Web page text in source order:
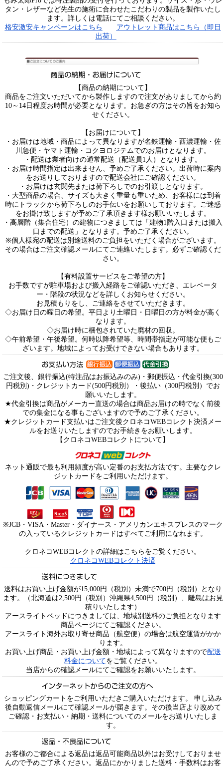
タン・レザーなど先生の施術に合わせたこだわりの製品を製作いたし
ます。詳しくは電話にてご相談ください。
格安激安キャンペーンはこちら
アウトレット商品はこちら（即日
出荷）
【商品の納期について】
商品をご注文いただいてから製作しますので注文がありましてから約
10～14日程度お時間が必要となります。お急ぎの方はその旨をお知ら
せください。
【お届けについて】
・お届けは地域・商品によって異なりますが名鉄運輸・西濃運輸・佐
川急便・ヤマト運輸・コクヨロジテムでのお届けとなります。
・配送は業者向けの通常配送（配送員1人）となります。
・お届け時間指定は出来ません、予めご了承ください。出荷時に案内
をお送りしておりますので配送会社にご確認ください。
・お届けは玄関先または荷下ろしでのお引渡しとなります。
・大型商品の場合、サイズも大きく重量も重いため、お客様には到着
時にトラックから荷下ろしのお手伝いをお願いしております。ご迷惑
をお掛け致しますが予めご了承頂きます様お願いいたします。
・高層階（集合住宅）の建物につきましては「建物1階入口または搬入
口までの配送」となります。予めご了承ください。
※個人様宛の配送は別途送料のご負担をいただく場合がございます。
その場合はご注文確認メールにてご連絡いたします。必ずご確認くだ
さい。
【有料設置サービスをご希望の方】
お手数ですが駐車場および搬入経路をご確認いただき、エレベータ
ー・階段の状況などを詳しくお知らせください。
お見積もりをし、ご連絡をさせていただきます。
◇お届け日の曜日の希望。平日より土曜日・日曜日の方が料金が高く
なります。
◇お届け時に梱包されていた廃材の回収。
◇午前希望・午後希望。何時以降希望等、時間帯指定が可能な便もご
ざいます。地域によってお受けできない場合もあります。
ご注文後、銀行振込(特注品はお振込みのみ)・郵便振込・代金引換(300
円税別)・クレジットカード(500円税別）・後払い（300円税別）でお
願いいたします。
★代金引換は商品がメーカー直送の場合は商品お届けの時でなく前後
での集金になる事もございますので予めご了承ください。
★クレジットカード支払いはご注文後クロネコWEBコレクト決済メー
ルをお送りいたしますのでお手続きをお願いします。
【クロネコWEBコレクトについて】
ネット通販で最も利用頻度が高い定番のお支払方法です。主要なクレ
ジットカードをご利用いただけます。
※JCB・VISA・Master・ダイナース・アメリカンエキスプレスのマーク
の入っているクレジットカードはすべてご利用になれます。
クロネコWEBコレクトの詳細はこちらをご覧ください。
クロネコWEBコレクト決済
送料はお買い上げ金額が15,000円（税別）未満で700円（税別）となり
ます。（北海道は2,500円（税別）沖縄県4,500円（税別）、離島はお見
積りいたします）
アースライトベッドにつきましては、地域別送料のご負担となります
商品ページにてご確認ください。
アースライト海外お取り寄せ商品（航空便）の場合は航空運賃がかか
ります。
お買い上げ商品・お買い上げ金額・地域によって異なりますので配送
料金についてをご覧ください。
当店からの確認メールにてご確認をお願いいたします。
ショッピングカートをご利用いただきご購入いただけます。 申し込み
後自動返信メールにて確認メールが届きます。その後当店より改めて
ご確認・お支払い・納期・送料についてのメールをお送りいたしま
す。
お客様のご都合による返品は返品可能商品以外はお受けしておりませ
んので予めご了承ください。返品にかかりました送料・手数料はお客